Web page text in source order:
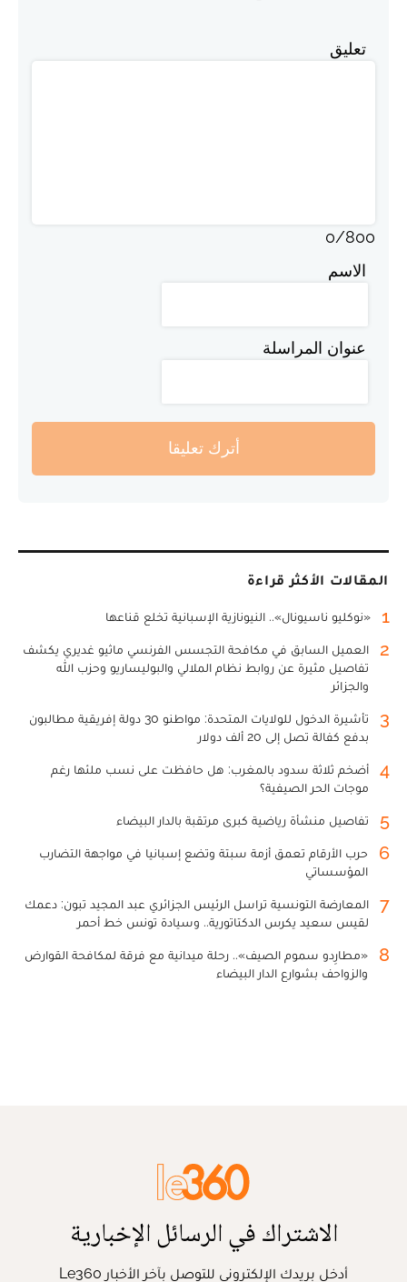
تعليق
0/800
الاسم
عنوان المراسلة
أترك تعليقا
المقالات الأكثر قراءة
1 «نوكليو ناسيونال».. النيونازية الإسبانية تخلع قناعها
2
العميل السابق في مكافحة التجسس الفرنسي ماثيو غديري يكشف
تفاصيل مثيرة عن روابط نظام الملالي والبوليساريو وحزب الله
والجزائر
3
تأشيرة الدخول للولايات المتحدة: مواطنو 30 دولة إفريقية مطالبون
بدفع كفالة تصل إلى 20 ألف دولار
4
أضخم ثلاثة سدود بالمغرب: هل حافظت على نسب ملئها رغم
موجات الحر الصيفية؟
5 تفاصيل منشأة رياضية كبرى مرتقبة بالدار البيضاء
6
حرب الأرقام تعمق أزمة سبتة وتضع إسبانيا في مواجهة التضارب
المؤسساتي
7
المعارضة التونسية تراسل الرئيس الجزائري عبد المجيد تبون: دعمك
لقيس سعيد يكرس الدكتاتورية.. وسيادة تونس خط أحمر
8
«مطارِدو سموم الصيف».. رحلة ميدانية مع فرقة لمكافحة القوارض
والزواحف بشوارع الدار البيضاء
الاشتراك في الرسائل الإخبارية
أدخل بريدك الإلكتروني للتوصل بآخر الأخبار Le360